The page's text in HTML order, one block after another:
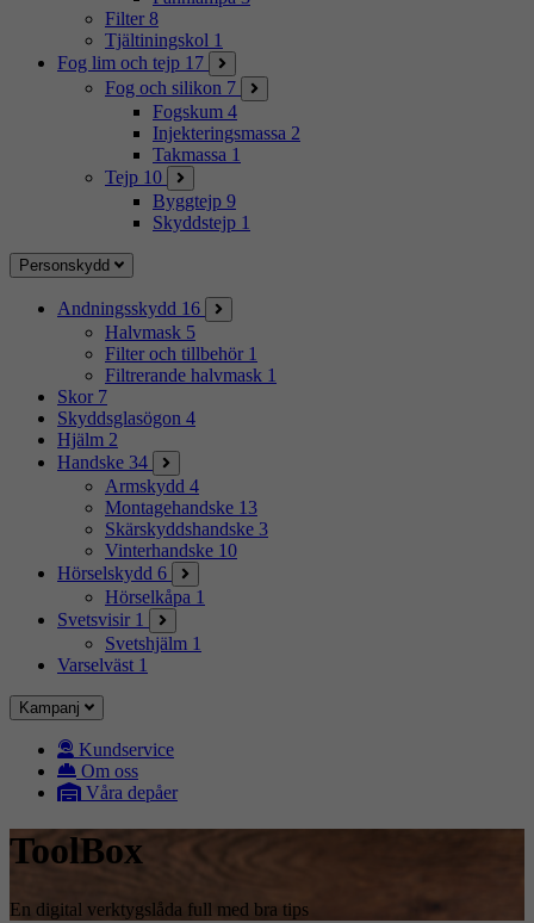
Filter 8
Tjältiningskol 1
Fog lim och tejp 17
Fog och silikon 7
Fogskum 4
Injekteringsmassa 2
Takmassa 1
Tejp 10
Byggtejp 9
Skyddstejp 1
Personskydd
Andningsskydd 16
Halvmask 5
Filter och tillbehör 1
Filtrerande halvmask 1
Skor 7
Skyddsglasögon 4
Hjälm 2
Handske 34
Armskydd 4
Montagehandske 13
Skärskyddshandske 3
Vinterhandske 10
Hörselskydd 6
Hörselkåpa 1
Svetsvisir 1
Svetshjälm 1
Varselväst 1
Kampanj
Kundservice
Om oss
Våra depåer
ToolBox
En digital verktygslåda full med bra tips